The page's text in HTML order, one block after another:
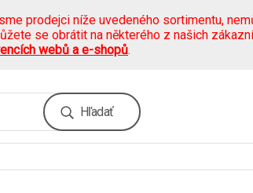
prodejci níže uvedeného sortimentu,
se obrátit na některého z našich
webů a e-shopů.
Hľadať